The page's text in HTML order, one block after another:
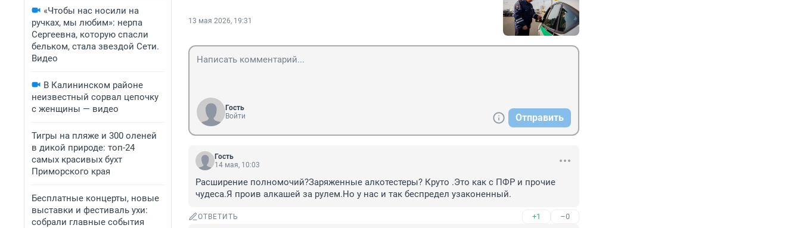
«Чтобы нас носили на
ручках, мы любим»: нерпа
Сергеевна, которую спасли
бельком, стала звездой Сети.
Видео
В Калининском районе
неизвестный сорвал цепочку
с женщины — видео
Тигры на пляже и 300 оленей
в дикой природе: топ-24
самых красивых бухт
Приморского края
Бесплатные концерты, новые
выставки и фестиваль ухи:
собрали главные события
13 мая 2026, 19:31
Гость
Войти
Отправить
Гость
14 мая, 10:03
Расширение полномочий?Заряженные алкотестеры? Круто .Это как с ПФР и прочие
чудеса.Я проив алкашей за рулем.Но у нас и так беспредел узаконенный.
ОТВЕТИТЬ +1 –0